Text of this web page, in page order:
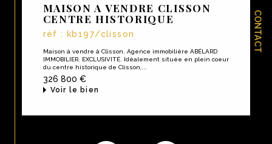
CONTACT
MAISON A VENDRE CLISSON
CENTRE HISTORIQUE
réf : kb197/clisson
Maison à vendre à Clisson. Agence immobilière ABÉLARD
IMMOBILIER. EXCLUSIVITÉ. Idéalement située en plein coeur
du centre historique de Clisson,...
326 800 €
Voir le bien